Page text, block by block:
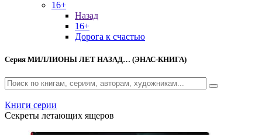
16+
Назад
16+
Дорога к счастью
Серия МИЛЛИОНЫ ЛЕТ НАЗАД… (ЭНАС-КНИГА)
Книги серии
Секреты летающих ящеров